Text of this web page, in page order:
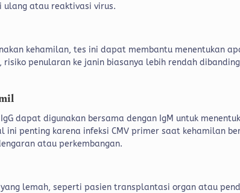
ulang atau reaktivasi virus.
kehamilan, tes ini dapat membantu menentukan
risiko penularan ke janin biasanya lebih rendah
dapat digunakan bersama dengan IgM untuk
penting karena infeksi CMV primer saat kehamilan
atau perkembangan.
lemah, seperti pasien transplantasi organ atau